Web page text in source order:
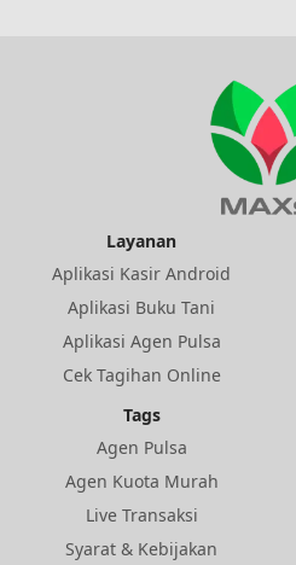
Layanan
Aplikasi Kasir Android
Aplikasi Buku Tani
Aplikasi Agen Pulsa
Cek Tagihan Online
Tags
Agen Pulsa
Agen Kuota Murah
Live Transaksi
Syarat & Kebijakan